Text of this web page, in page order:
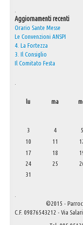
Aggiornamenti recenti
Orario Sante Messe
Le Convenzioni ANSPI
4. La Fortezza
3. Il Consiglio
Il Comitato Festa
lu ma
3
4 5
10
11
17
18
24
25
31
©2015 -
C.F. 09876543212 - Via